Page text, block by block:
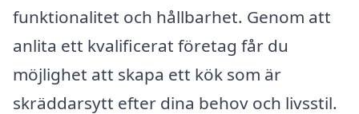
funktionalitet och hållbarhet. Genom att
anlita ett kvalificerat företag får du
möjlighet att skapa ett kök som är
skräddarsytt efter dina behov och livsstil.